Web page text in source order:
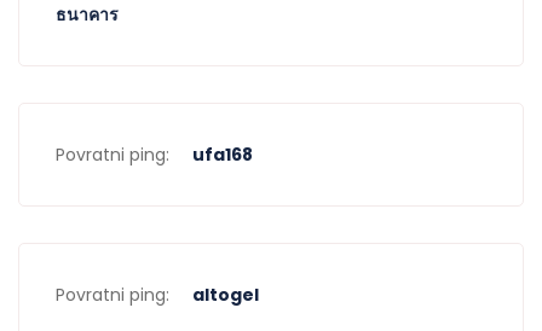
ธนาคาร
Povratni ping: ufa168
Povratni ping: altogel